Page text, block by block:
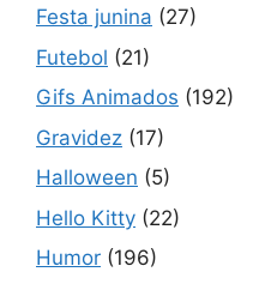
Festa junina (27)
Futebol (21)
Gifs Animados (192)
Gravidez (17)
Halloween (5)
Hello Kitty (22)
Humor (196)